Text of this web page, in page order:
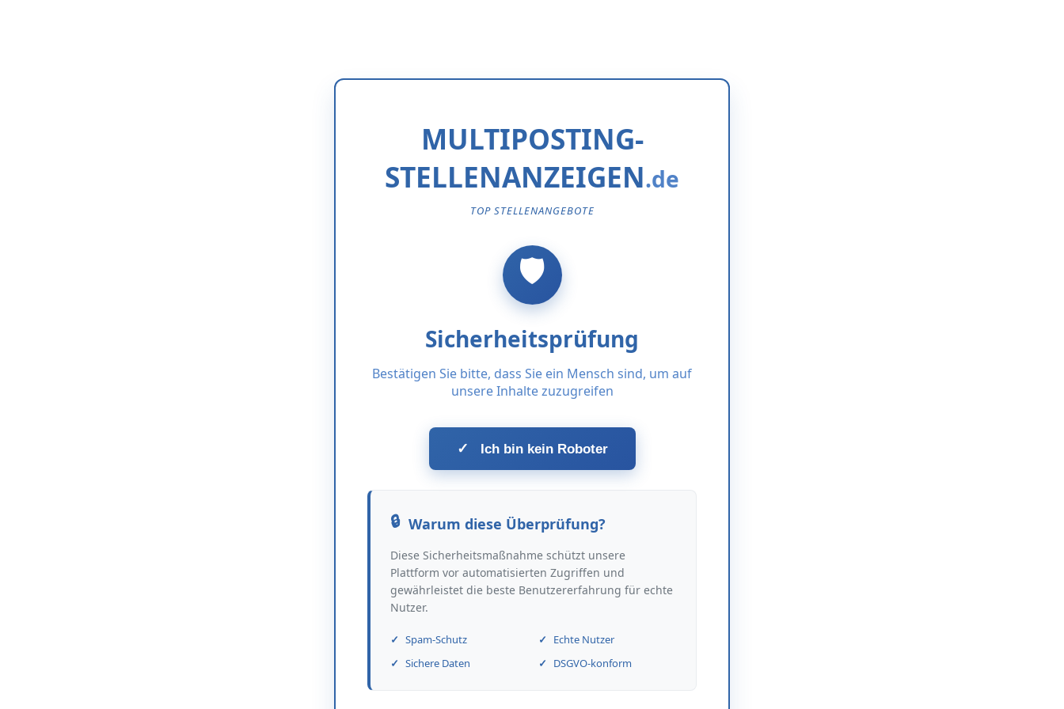
MULTIPOSTING-
STELLENANZEIGEN
TOP STELLENANGEBOTE
Sicherheitsprüfung
Bestätigen Sie bitte, dass Sie ein Mensch sind, um auf
unsere Inhalte zuzugreifen
✓ Ich bin kein Roboter
Warum diese Überprüfung?
Diese Sicherheitsmaßnahme schützt unsere
Plattform vor automatisierten Zugriffen und
gewährleistet die beste Benutzererfahrung für echte
Nutzer.
Spam-Schutz
Echte Nutzer
Sichere Daten
DSGVO-konform